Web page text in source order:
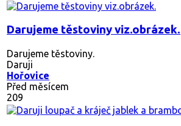
Darujeme těstoviny viz.obrázek.
Darujeme těstoviny.
Daruji
Hořovice
Před měsícem
209